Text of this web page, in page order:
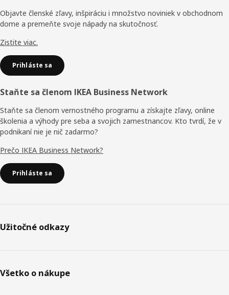
stránky
Objavte členské zľavy, inšpiráciu i množstvo noviniek v obchodnom
dome a premeňte svoje nápady na skutočnosť.
Zistite viac.
Prihláste sa
Staňte sa členom IKEA Business Network
Staňte sa členom vernostného programu a získajte zľavy, online
školenia a výhody pre seba a svojich zamestnancov. Kto tvrdí, že v
podnikaní nie je nič zadarmo?
Prečo IKEA Business Network?
Prihláste sa
Užitočné odkazy
Všetko o nákupe